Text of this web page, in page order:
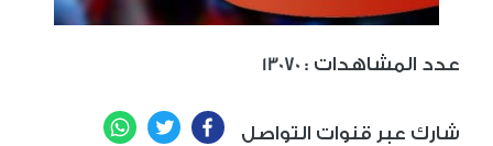
13070 : عدد المشاهدات
شارك عبر قنوات التواصل Facebook
Twitter